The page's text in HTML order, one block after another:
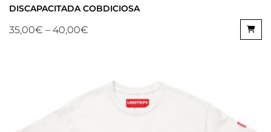
DISCAPACITADA COBDICIOSA
35,00€ – 40,00€